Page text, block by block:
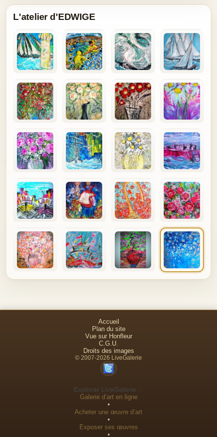
L'atelier d'EDWIGE
Accueil
Plan du site
Vue sur Honfleur
C.G.U.
Droits des images
© 2007-2026 LiveGalerie
Explorer LiveGalerie :
Galerie d’art en ligne
•
Acheter une œuvre d’art
•
Exposer ses œuvres
•